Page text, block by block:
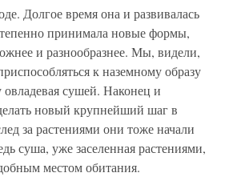
Долгое время она и развивалась
принимала новые формы,
и разнообразнее. Мы, видели,
к наземному образу
сушей. Наконец и
новый крупнейший шаг в
за растениями они тоже начали
суша, уже заселенная растениями,
местом обитания.